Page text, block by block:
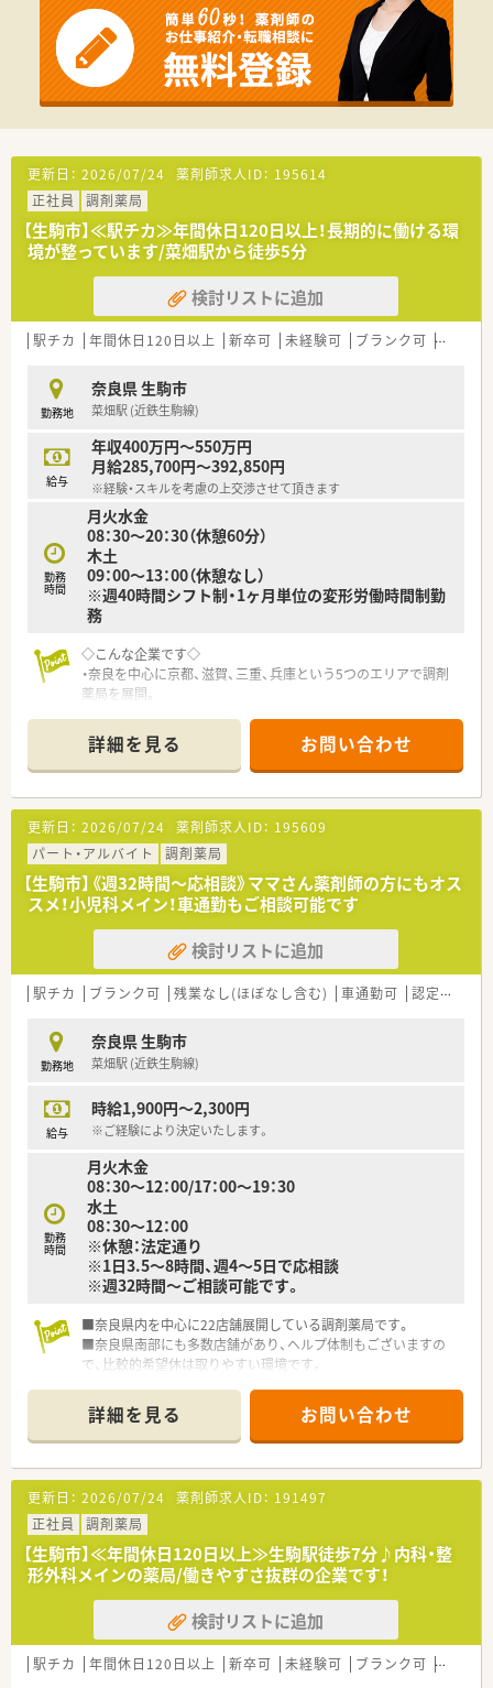
更新日： 2026/07/24 薬剤師求人ID： 195614
正社員
調剤薬局
【生駒市】≪駅チカ≫年間休日120日以上！長期的に働ける環
境が整っています/菜畑駅から徒歩5分
検討リストに追加
駅チカ 年間休日120日以上 新卒可 未経験可 ブランク可 住宅補
勤務地
奈良県 生駒市
菜畑駅 (近鉄生駒線)
給与
年収400万円～550万円
月給285,700円～392,850円
※経験・スキルを考慮の上交渉させて頂きます
勤務
時間
月火水金
08：30～20：30（休憩60分）
木土
09：00～13：00（休憩なし）
※週40時間シフト制・1ヶ月単位の変形労働時間制勤
務
◇こんな企業です◇
・奈良を中心に京都、滋賀、三重、兵庫という5つのエリアで調剤
薬局を展開。
ています！
・早くから「介護保険事業に参画」している点も特徴。
・訪問介護事業所も開設し、地元に根付いた薬局サービスを提供
しています。
詳細を見る お問い合わせ
更新日： 2026/07/24 薬剤師求人ID： 195609
パート・アルバイト
調剤薬局
【生駒市】《週32時間～応相談》ママさん薬剤師の方にもオス
スメ！小児科メイン！車通勤もご相談可能です
検討リストに追加
駅チカ ブランク可 残業なし(ほぼなし含む) 車通勤可 認定薬剤師取得支援あり
勤務地
奈良県 生駒市
菜畑駅 (近鉄生駒線)
給与
時給1,900円～2,300円
※ご経験により決定いたします。
勤務
時間
月火木金
08：30～12：00/17：00～19：30
水土
08：30～12：00
※休憩：法定通り
※1日3.5～8時間、週4～5日で応相談
※週32時間～ご相談可能です。
■奈良県内を中心に22店舗展開している調剤薬局です。
■奈良県南部にも多数店舗があり、ヘルプ体制もございますの
で、比較的希望休は取りやすい環境です。
満とプライベートと両立できる会社です。
■別途店舗ごとに研修会や、会社として資格取得や外部研修の支
援があったりと、スキルアップをサポートしてもらえる環境も整
っています。
詳細を見る お問い合わせ
更新日： 2026/07/24 薬剤師求人ID： 191497
正社員
調剤薬局
【生駒市】≪年間休日120日以上≫生駒駅徒歩7分♪内科・整
形外科メインの薬局/働きやすさ抜群の企業です！
検討リストに追加
駅チカ 年間休日120日以上 新卒可 未経験可 ブランク可 車通勤